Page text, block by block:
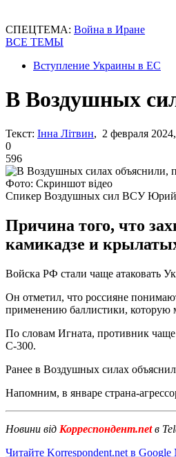
СПЕЦТЕМА: Война в Иране
ВСЕ ТЕМЫ
Вступление Украины в ЕС
В Воздушных
Текст: Інна Літвин, 2 февраля
0
596
Фото: Скриншот відео
Спикер Воздушных сил ВСУ
Причина того, что
камикадзе и
Войска РФ стали чаще атаковать
Он отметил, что россияне
применению баллистики, которую
По словам Игната, противник
С-300.
Ранее в Воздушных силах
Напомним, в январе страна-
Новини від Корреспондент.netв
Читайте Korrespondent.net в Google